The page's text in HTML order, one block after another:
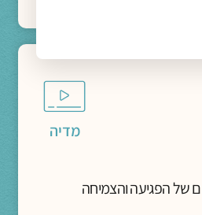
מדיה
של הפגיעה והצמיחה